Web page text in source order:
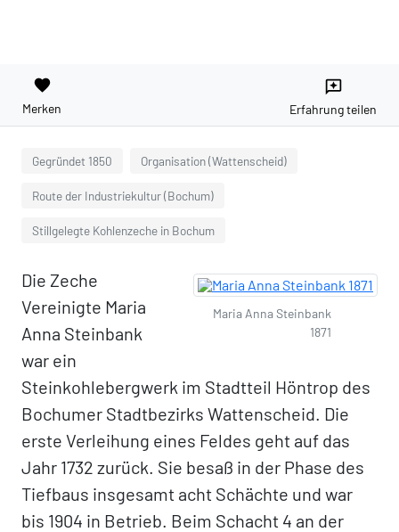
favorite
Merken
reviews
Erfahrung teilen
Gegründet 1850 Organisation (Wattenscheid)
Route der Industriekultur (Bochum)
Stillgelegte Kohlenzeche in Bochum
Maria Anna Steinbank
1871
Die Zeche
Vereinigte Maria
Anna Steinbank
war ein
Steinkohlebergwerk im Stadtteil Höntrop des
Bochumer Stadtbezirks Wattenscheid. Die
erste Verleihung eines Feldes geht auf das
Jahr 1732 zurück. Sie besaß in der Phase des
Tiefbaus insgesamt acht Schächte und war
bis 1904 in Betrieb. Beim Schacht 4 an der